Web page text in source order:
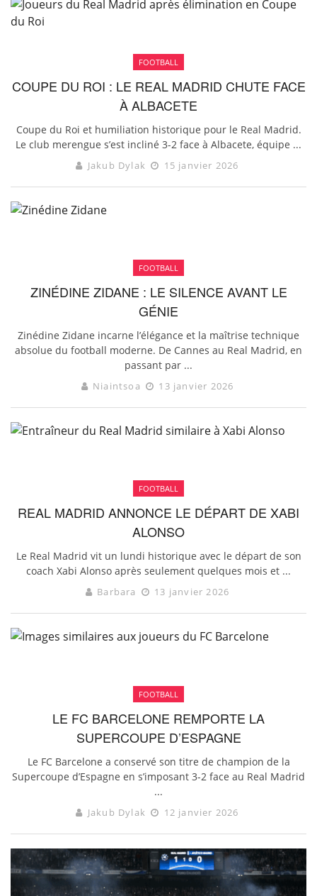
FOOTBALL
COUPE DU ROI : LE REAL MADRID CHUTE FACE
À ALBACETE
Coupe du Roi et humiliation historique pour le Real Madrid.
Le club merengue s’est incliné 3-2 face à Albacete, équipe ...
Jakub Dylak 15 janvier 2026
FOOTBALL
ZINÉDINE ZIDANE : LE SILENCE AVANT LE
GÉNIE
Zinédine Zidane incarne l’élégance et la maîtrise technique
absolue du football moderne. De Cannes au Real Madrid, en
passant par ...
Niaintsoa 13 janvier 2026
FOOTBALL
REAL MADRID ANNONCE LE DÉPART DE XABI
ALONSO
Le Real Madrid vit un lundi historique avec le départ de son
coach Xabi Alonso après seulement quelques mois et ...
Barbara 13 janvier 2026
FOOTBALL
LE FC BARCELONE REMPORTE LA
SUPERCOUPE D’ESPAGNE
Le FC Barcelone a conservé son titre de champion de la
Supercoupe d’Espagne en s’imposant 3-2 face au Real Madrid
...
Jakub Dylak 12 janvier 2026